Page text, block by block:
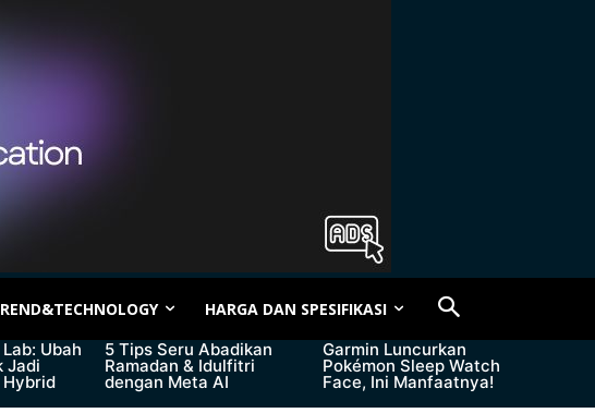
HARGA DAN SPESIFIKASI
Ubah
Jadi
5 Tips Seru Abadikan
Ramadan & Idulfitri
dengan Meta AI
Garmin Luncurkan
Pokémon Sleep Watch
Face, Ini Manfaatnya!